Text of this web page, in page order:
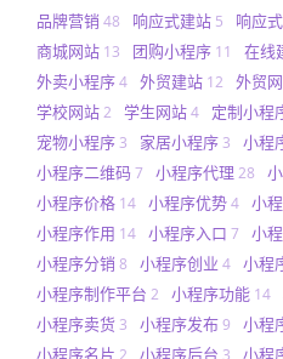
品牌营销 48 响应式建站 5 响应
商城网站 13 团购小程序 11 在线
外卖小程序4 外贸建站 12 外贸
学校网站2 学生网站4 定制小程
宠物小程序 3 家居小程序 3 小程
小程序二维码7 小程序代理 28
小程序价格 14 小程序优势4 小
小程序作用 14 小程序入口 7 小
小程序分销 8 小程序创业 4 小程
小程序制作平台 2 小程序功能 14
小程序卖货 3 小程序发布9 小程
小程序名片 2 小程序后台 3 小程